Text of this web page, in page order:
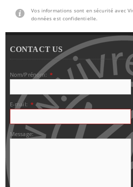
Vos informations sont en sécurité avec
données est confidentielle.
CONTACT US
Nom/Prénom: *
E-mail: *
Message: